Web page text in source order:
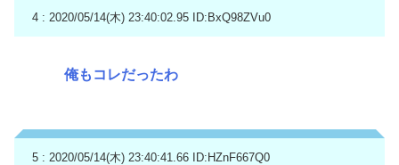
4 : 2020/05/14(木) 23:40:02.95 ID:BxQ98ZVu0
俺もコレだったわ
5 : 2020/05/14(木) 23:40:41.66 ID:HZnF667Q0